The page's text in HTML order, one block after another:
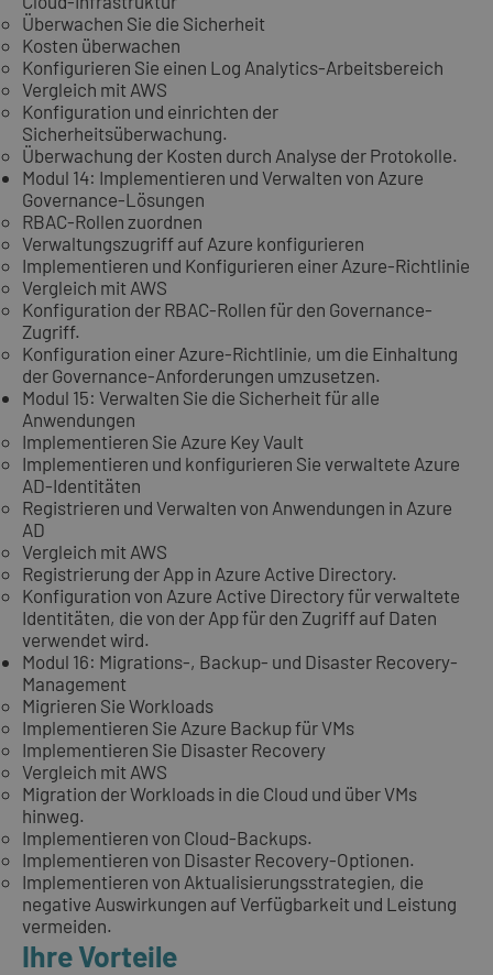
Überwachen Sie die Sicherheit
Kosten überwachen
Konfigurieren Sie einen Log Analytics-Arbeitsbereich
Vergleich mit AWS
Konfiguration und einrichten der
Sicherheitsüberwachung.
Überwachung der Kosten durch Analyse der Protokolle.
Modul 14: Implementieren und Verwalten von Azure
Governance-Lösungen
RBAC-Rollen zuordnen
Verwaltungszugriff auf Azure konfigurieren
Implementieren und Konfigurieren einer Azure-Richtlinie
Vergleich mit AWS
Konfiguration der RBAC-Rollen für den Governance-
Zugriff.
Konfiguration einer Azure-Richtlinie, um die Einhaltung
der Governance-Anforderungen umzusetzen.
Modul 15: Verwalten Sie die Sicherheit für alle
Anwendungen
Implementieren Sie Azure Key Vault
Implementieren und konfigurieren Sie verwaltete Azure
AD-Identitäten
Registrieren und Verwalten von Anwendungen in Azure
AD
Vergleich mit AWS
Registrierung der App in Azure Active Directory.
Konfiguration von Azure Active Directory für verwaltete
Identitäten, die von der App für den Zugriff auf Daten
verwendet wird.
Modul 16: Migrations-, Backup- und Disaster Recovery-
Management
Migrieren Sie Workloads
Implementieren Sie Azure Backup für VMs
Implementieren Sie Disaster Recovery
Vergleich mit AWS
Migration der Workloads in die Cloud und über VMs
hinweg.
Implementieren von Cloud-Backups.
Implementieren von Disaster Recovery-Optionen.
Implementieren von Aktualisierungsstrategien, die
negative Auswirkungen auf Verfügbarkeit und Leistung
vermeiden.
Ihre Vorteile